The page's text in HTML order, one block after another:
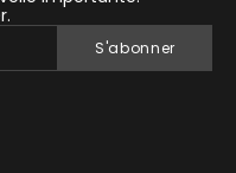
S'abonner